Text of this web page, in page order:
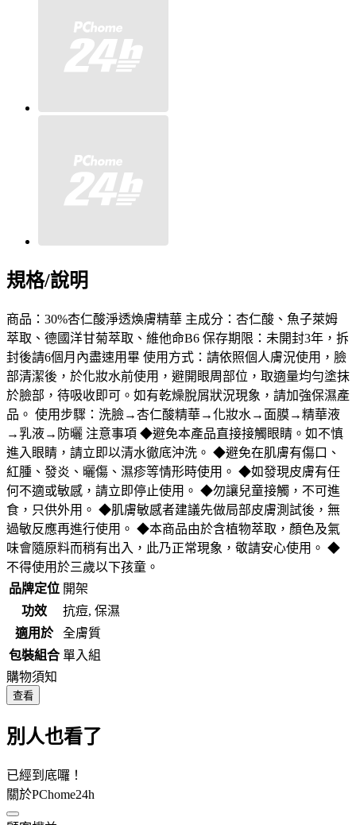
規格/說明
商品：30%杏仁酸淨透煥膚精華 主成分：杏仁酸、魚子萊姆
萃取、德國洋甘菊萃取、維他命B6 保存期限：未開封3年，拆
封後請6個月內盡速用畢 使用方式：請依照個人膚況使用，臉
部清潔後，於化妝水前使用，避開眼周部位，取適量均勻塗抹
於臉部，待吸收即可。如有乾燥脫屑狀況現象，請加強保濕產
品。 使用步驟：洗臉→杏仁酸精華→化妝水→面膜→精華液
→乳液→防曬 注意事項 ◆避免本產品直接接觸眼睛。如不慎
進入眼睛，請立即以清水徹底沖洗。 ◆避免在肌膚有傷口、
紅腫、發炎、曬傷、濕疹等情形時使用。 ◆如發現皮膚有任
何不適或敏感，請立即停止使用。 ◆勿讓兒童接觸，不可進
食，只供外用。 ◆肌膚敏感者建議先做局部皮膚測試後，無
過敏反應再進行使用。 ◆本商品由於含植物萃取，顏色及氣
味會隨原料而稍有出入，此乃正常現象，敬請安心使用。 ◆
不得使用於三歲以下孩童。
品牌定位 開架
功效
抗痘, 保濕
適用於
全膚質
包裝組合 單入組
購物須知
查看
別人也看了
已經到底囉！
關於PChome24h